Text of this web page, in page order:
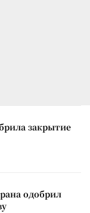
закрытие
одобрил